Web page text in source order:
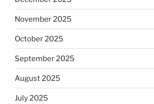
November 2025
October 2025
September 2025
August 2025
July 2025